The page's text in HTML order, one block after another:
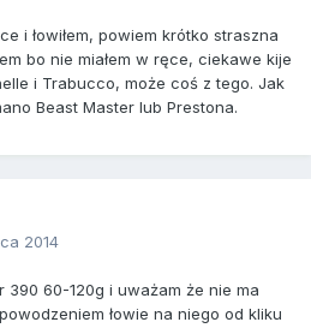
i łowiłem, powiem krótko straszna
bo nie miałem w ręce, ciekawe kije
i Trabucco, może coś z tego. Jak
Beast Master lub Prestona.
2014
390 60-120g i uważam że nie ma
łowie na niego od kliku